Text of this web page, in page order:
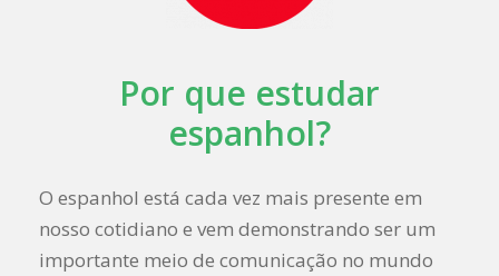
Por que estudar
espanhol?
O espanhol está cada vez mais presente em
nosso cotidiano e vem demonstrando ser um
importante meio de comunicação no mundo